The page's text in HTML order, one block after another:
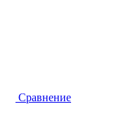
Сравнение